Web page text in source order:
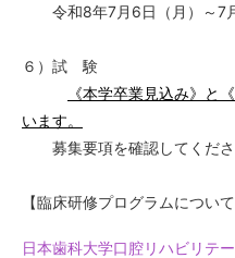
令和8年7月6日（月）～7
６）試 験
《本学卒業見込み》と
います。
募集要項を確認してくださ
【臨床研修プログラムについて
日本歯科大学口腔リハビリテ